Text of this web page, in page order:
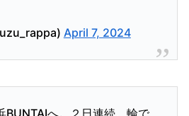
April 7, 2024
BUNTAIへ。２日連続、輪で